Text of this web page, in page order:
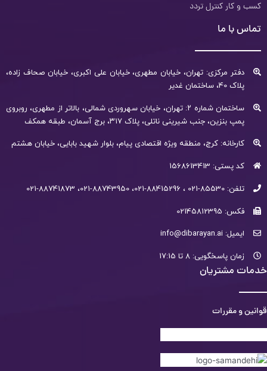
کسب و کار کنترل تردد
تماس با ما
دفتر مرکزی: تهران، خیابان مطهری، خیابان علی اکبری، خیابان صحاف زاده،
پلاک 40، ساختمان غدیر
ساختمان شماره ۲: تهران، خیابان سهروردی شمالی، بالاتر از مطهری، روبروی
پمپ بنزین، جنب شیرینی ناتلی، پلاک ۳۱۷، برج آسمان، طبقه همکف
کارخانه: کرج، منطقه ویژه اقتصادی پیام، بلوار شهید بابایی، خیابان هشتم
کد پستی: 1568613413
تلفن: 85530-021 ، 88415296-021، 88743950-021، 88741873-021
فکس: 02145812395
ایمیل: info@dibarayan.ai
زمان پاسخگویی: 8 تا 17:15
خدمات مشتریان
قوانین و مقررات